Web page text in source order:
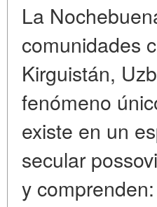
La
comunidades
Kirguistán,
fenómeno
existe en un
secular
y